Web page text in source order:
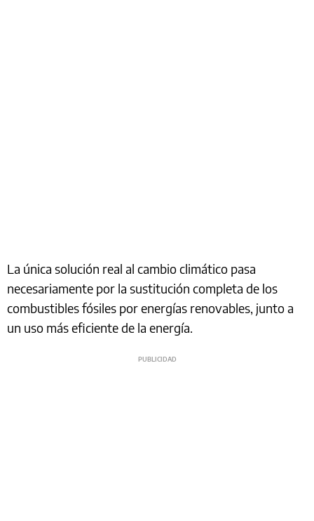
La única solución real al cambio climático pasa
necesariamente por la sustitución completa de los
combustibles fósiles por energías renovables, junto a
un uso más eficiente de la energía.